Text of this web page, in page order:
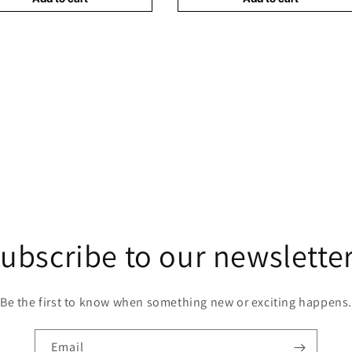
to our
Be the first to know when something new or exciting happens.
Email